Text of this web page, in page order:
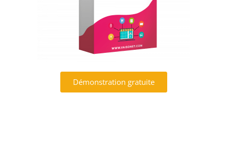
Démonstration gratuite